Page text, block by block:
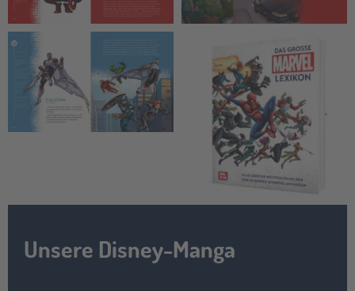
Unsere Disney-Manga